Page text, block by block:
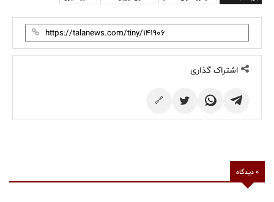
اشتراک گذاری
🔗
0 دیدگاه